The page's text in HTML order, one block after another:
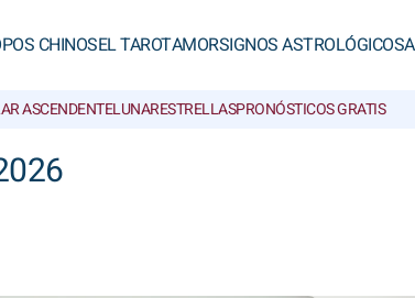
CHINOSEL TAROTAMORSIGNOS ASTROLÓGICOS
ASCENDENTELUNARESTRELLASPRONÓSTICOS GRATIS